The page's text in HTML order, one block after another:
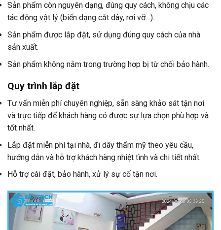
Sản phẩm còn nguyên dạng, đúng quy cách, không chịu các
tác động vật lý (biến dạng cắt dây, rơi vỡ…).
Sản phẩm được lắp đặt, sử dụng đúng quy cách của nhà
sản xuất.
Sản phẩm không nằm trong trường hợp bị từ chối bảo hành.
Quy trình lắp đặt
Tư vấn miễn phí chuyên nghiệp, sẵn sàng khảo sát tận nơi
và trực tiếp để khách hàng có được sự lựa chọn phù hợp và
tốt nhất.
Lắp đặt miễn phí tại nhà, đi dây thẩm mỹ theo yêu cầu,
hướng dẫn và hỗ trợ khách hàng nhiệt tình và chi tiết nhất.
Hỗ trợ cài đặt, bảo hành, xử lý sự cố tận nơi.